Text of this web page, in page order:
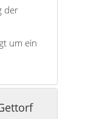
der
um ein